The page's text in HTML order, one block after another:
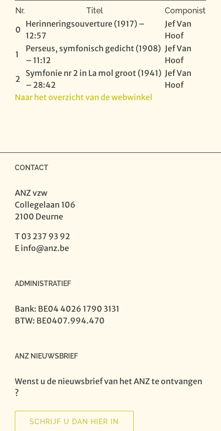
Nr. Titel Componist
0
Herinneringsouverture (1917) –
12:57
Jef Van
Hoof
1
Perseus, symfonisch gedicht (1908)
– 11:12
Jef Van
Hoof
2
Symfonie nr 2 in La mol groot (1941)
– 28:42
Jef Van
Hoof
Naar het overzicht van de webwinkel
CONTACT
ANZ vzw
Collegelaan 106
2100 Deurne
T 03 237 93 92
E info@anz.be
ADMINISTRATIEF
Bank: BE04 4026 1790 3131
BTW: BE0407.994.470
ANZ NIEUWSBRIEF
Wenst u de nieuwsbrief van het ANZ te ontvangen
?
SCHRIJF U DAN HIER IN